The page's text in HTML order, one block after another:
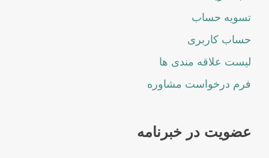
تسویه حساب
حساب کاربری
لیست علاقه مندی ها
فرم درخواست مشاوره
عضویت در خبرنامه